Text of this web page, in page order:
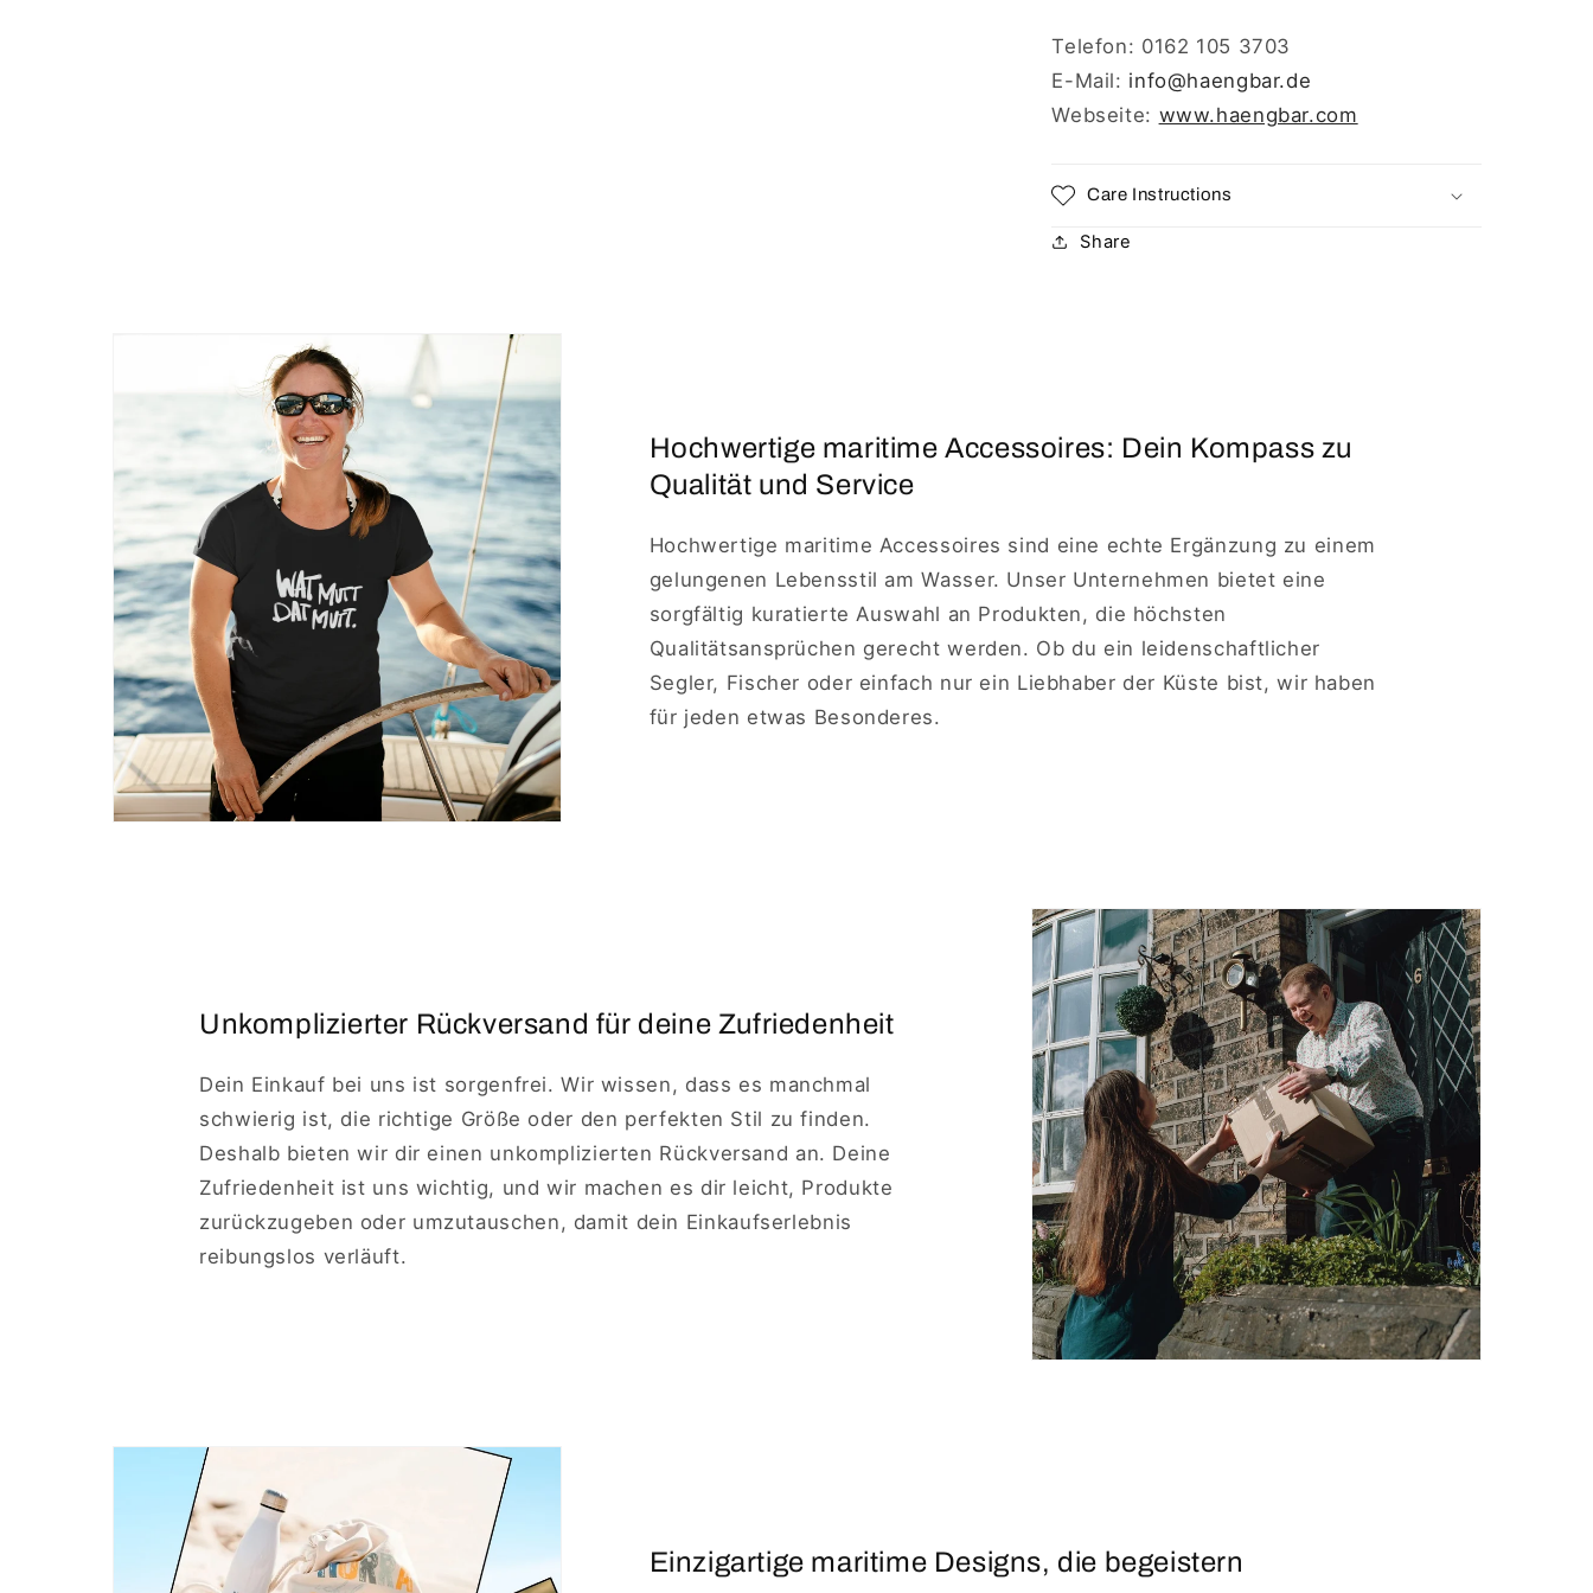
Telefon: 0162 105 3703
E-Mail: info@haengbar.de
Webseite: www.haengbar.com
Care Instructions
Share
Hochwertige maritime Accessoires: Dein Kompass zu
Qualität und Service
Hochwertige maritime Accessoires sind eine echte Ergänzung zu einem
gelungenen Lebensstil am Wasser. Unser Unternehmen bietet eine
sorgfältig kuratierte Auswahl an Produkten, die höchsten
Qualitätsansprüchen gerecht werden. Ob du ein leidenschaftlicher
Segler, Fischer oder einfach nur ein Liebhaber der Küste bist, wir haben
für jeden etwas Besonderes.
Unkomplizierter Rückversand für deine Zufriedenheit
Dein Einkauf bei uns ist sorgenfrei. Wir wissen, dass es manchmal
schwierig ist, die richtige Größe oder den perfekten Stil zu finden.
Deshalb bieten wir dir einen unkomplizierten Rückversand an. Deine
Zufriedenheit ist uns wichtig, und wir machen es dir leicht, Produkte
zurückzugeben oder umzutauschen, damit dein Einkaufserlebnis
reibungslos verläuft.
Einzigartige maritime Designs, die begeistern